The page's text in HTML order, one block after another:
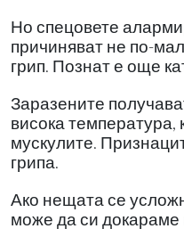
Но спецовете
причиняват не по-
грип. Познат е още
Заразените
висока температура,
мускулите.
грипа.
Ако нещата се
може да си докараме